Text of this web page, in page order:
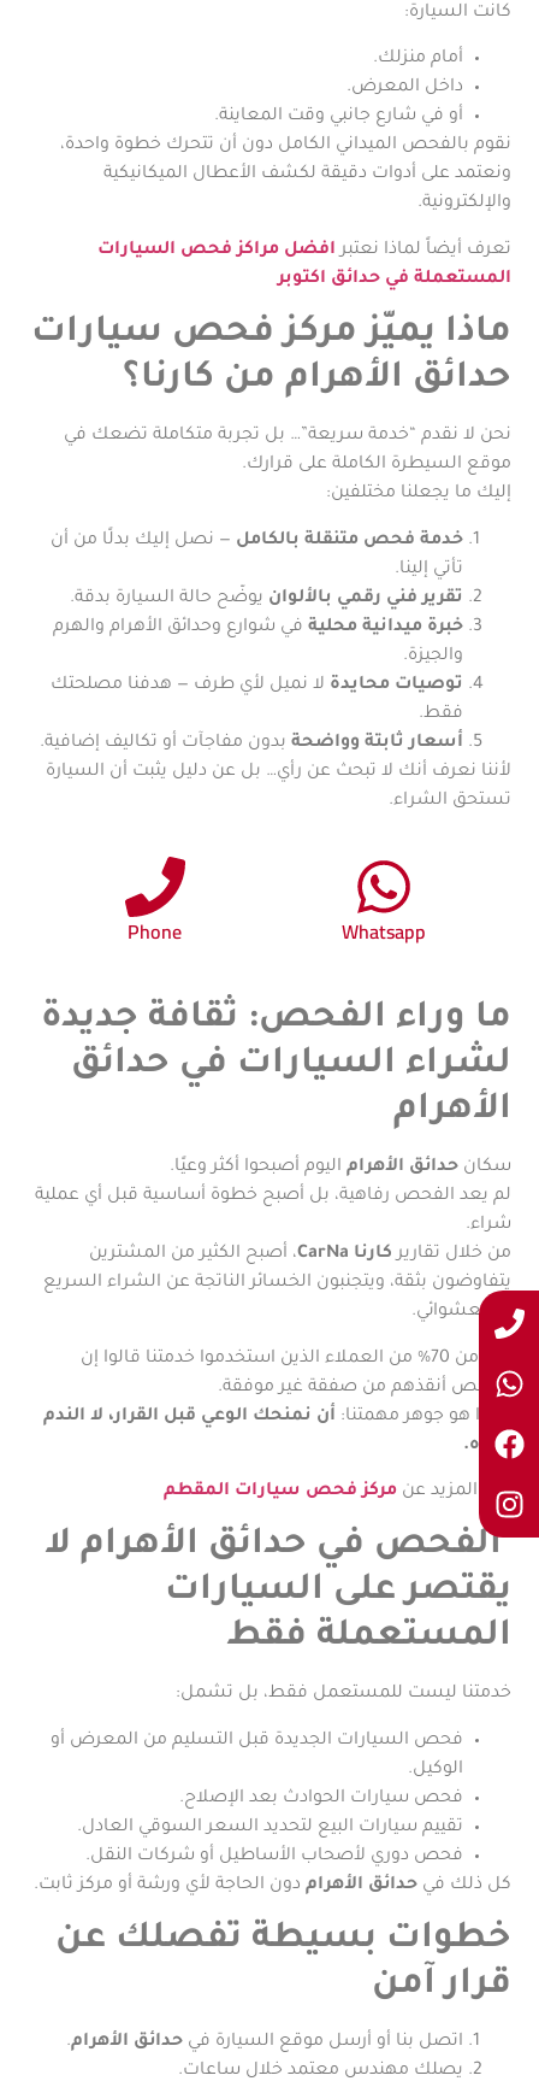
كانت السيارة:
أمام منزلك.
داخل المعرض.
أو في شارع جانبي وقت المعاينة.
نقوم بالفحص الميداني الكامل دون أن تتحرك خطوة واحدة،
ونعتمد على أدوات دقيقة لكشف الأعطال الميكانيكية
والإلكترونية.
تعرف أيضاً لماذا نعتبر افضل مراكز فحص السيارات
المستعملة في حدائق اكتوبر
ماذا يميّز مركز فحص سيارات
حدائق الأهرام من كارنا؟
نحن لا نقدم “خدمة سريعة”… بل تجربة متكاملة تضعك في
موقع السيطرة الكاملة على قرارك.
إليك ما يجعلنا مختلفين:
خدمة فحص متنقلة بالكامل — نصل إليك بدلًا من أن
تأتي إلينا.
تقرير فني رقمي بالألوان يوضّح حالة السيارة بدقة.
خبرة ميدانية محلية في شوارع وحدائق الأهرام والهرم
والجيزة.
توصيات محايدة لا نميل لأي طرف — هدفنا مصلحتك
فقط.
أسعار ثابتة وواضحة بدون مفاجآت أو تكاليف إضافية.
لأننا نعرف أنك لا تبحث عن رأي… بل عن دليل يثبت أن السيارة
تستحق الشراء.
Phone Whatsapp
ما وراء الفحص: ثقافة جديدة
لشراء السيارات في حدائق
الأهرام
سكانحدائق الأهرام اليوم أصبحوا أكثر وعيًا.
لم يعد الفحص رفاهية، بل أصبح خطوة أساسية قبل أي عملية
شراء.
من خلال تقاريركارنا CarNa
، أصبح الكثير من المشترين
يتفاوضون بثقة، ويتجنبون الخسائر الناتجة عن الشراء السريع
أو العشوائي.
أكثر من 70% من العملاء الذين استخدموا خدمتنا قالوا إن
الفحص أنقذهم من صفقة غير موفقة.
وهذا هو جوهر مهمتنا: أن نمنحك الوعي قبل القرار، لا الندم
بعده.
اقرأ المزيد عنمركز فحص سيارات المقطم
الفحص في حدائق الأهرام لا
يقتصر على السيارات
المستعملة فقط
خدمتنا ليست للمستعمل فقط، بل تشمل:
فحص السيارات الجديدة قبل التسليم من المعرض أو
الوكيل.
فحص سيارات الحوادث بعد الإصلاح.
تقييم سيارات البيع لتحديد السعر السوقي العادل.
فحص دوري لأصحاب الأساطيل أو شركات النقل.
كل ذلك فيحدائق الأهرام دون الحاجة لأي ورشة أو مركز ثابت.
خطوات بسيطة تفصلك عن
قرار آمن
اتصل بنا أو أرسل موقع السيارة فيحدائق الأهرام.
يصلك مهندس معتمد خلال ساعات.